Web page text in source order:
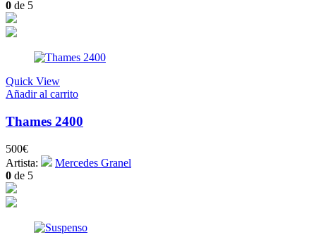
0 de 5
Quick View
Añadir al carrito
Thames 2400
500€
Artista:
Mercedes Granel
0 de 5